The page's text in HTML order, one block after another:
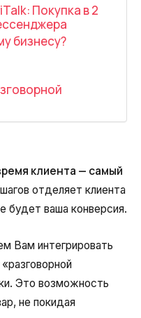
Покупка в 2
бизнесу?
клиента — самый
отделяет клиента
будет ваша конверсия.
Вам интегрировать
Это возможность
не покидая